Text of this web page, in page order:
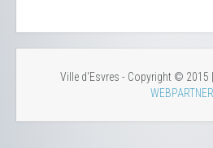
Ville d'Esvres - Copyright © 2015
WEBPARTNER